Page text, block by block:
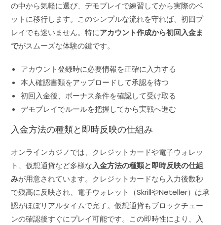
の中から気軽に選び、デモプレイで練習してから実際のベ
ットに移行します。このシンプルな流れを守れば、初回プ
レイでも迷いません。特にアカウント作成から初回入金ま
でがスムーズな体験の鍵です。
アカウント登録時に必要情報を正確に入力する
本人確認書類をアップロードして承認を待つ
初回入金後、ボーナス条件を確認して受け取る
デモプレイでルールを把握してから実戦へ進む
入金方法の種類と即時反映の仕組み
オンラインカジノでは、クレジットカードや電子ウォレッ
ト、仮想通貨など多様な入金方法の種類と即時反映の仕組
みが用意されています。クレジットカードなら入力後数秒
で残高に反映され、電子ウォレット（SkrillやNeteller）は承
認がほぼリアルタイムで完了。仮想通貨もブロックチェー
ンの確認後すぐにプレイ可能です。この即時性により、入